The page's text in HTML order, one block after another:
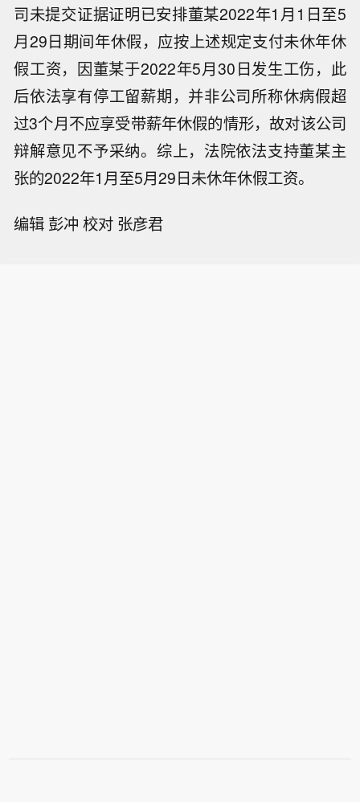
司未提交证据证明已安排董某2022年1月1日至5
月29日期间年休假，应按上述规定支付未休年休
假工资，因董某于2022年5月30日发生工伤，此
后依法享有停工留薪期，并非公司所称休病假超
过3个月不应享受带薪年休假的情形，故对该公司
辩解意见不予采纳。综上，法院依法支持董某主
张的2022年1月至5月29日未休年休假工资。
编辑 彭冲 校对 张彦君